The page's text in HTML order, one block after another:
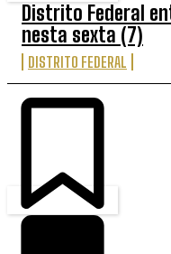
Distrito Federal
nesta sexta (7)
DISTRITO FEDERAL